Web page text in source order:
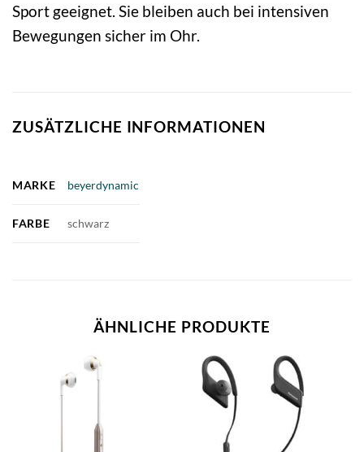
Sport geeignet. Sie bleiben auch bei intensiven
Bewegungen sicher im Ohr.
ZUSÄTZLICHE INFORMATIONEN
MARKE beyerdynamic
FARBE schwarz
ÄHNLICHE PRODUKTE